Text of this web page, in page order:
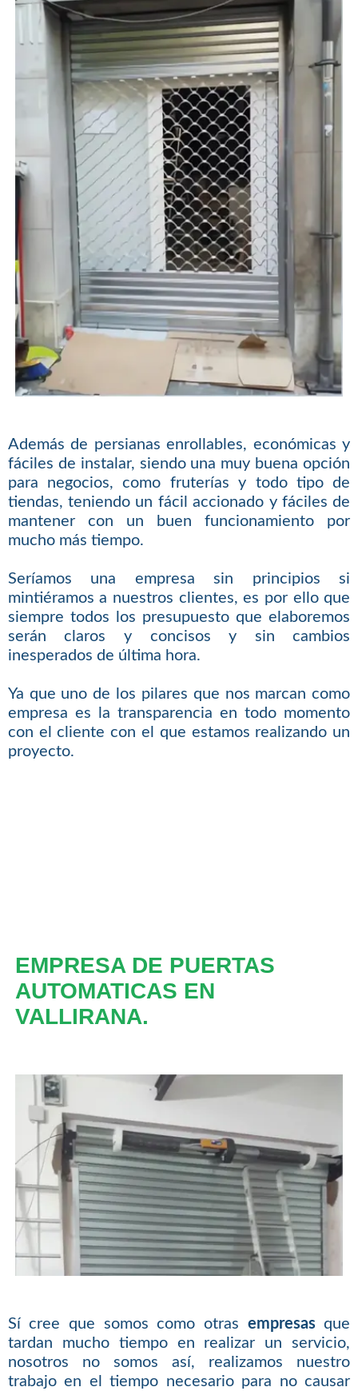
Además de persianas enrollables, económicas y
fáciles de instalar, siendo una muy buena opción
para negocios, como fruterías y todo tipo de
tiendas, teniendo un fácil accionado y fáciles de
mantener con un buen funcionamiento por
mucho más tiempo.
Seríamos una empresa sin principios si
mintiéramos a nuestros clientes, es por ello que
siempre todos los presupuesto que elaboremos
serán claros y concisos y sin cambios
inesperados de última hora.
Ya que uno de los pilares que nos marcan como
empresa es la transparencia en todo momento
con el cliente con el que estamos realizando un
proyecto.
EMPRESA DE PUERTAS
AUTOMATICAS EN
VALLIRANA.
Sí cree que somos como otras empresasque
tardan mucho tiempo en realizar un servicio,
nosotros no somos así, realizamos nuestro
trabajo en el tiempo necesario para no causar